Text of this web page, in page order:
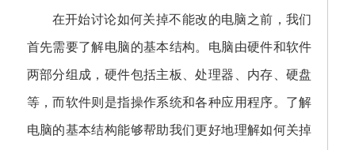
在开始讨论如何关掉不能改的电脑之前，我们
首先需要了解电脑的基本结构。电脑由硬件和软件
两部分组成，硬件包括主板、处理器、内存、硬盘
等，而软件则是指操作系统和各种应用程序。了解
电脑的基本结构能够帮助我们更好地理解如何关掉